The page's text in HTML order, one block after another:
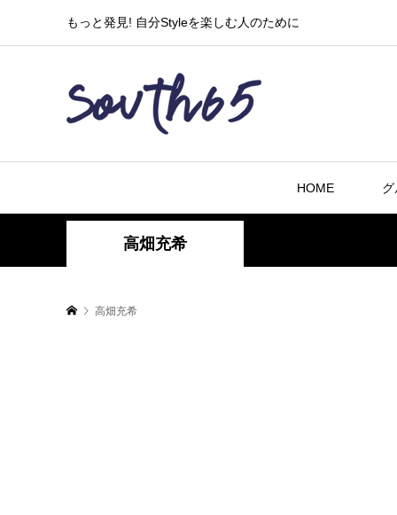
もっと発見! 自分Styleを楽しむ人のために
HOME
高畑充希
高畑充希